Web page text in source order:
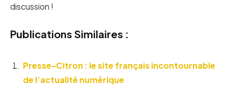
discussion !
Publications Similaires :
Presse-Citron : le site français incontournable
de l’actualité numérique